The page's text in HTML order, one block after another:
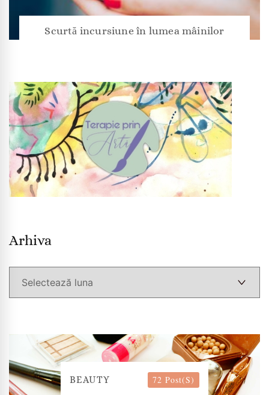
Scurtă incursiune în lumea mâinilor
Arhiva
BEAUTY 72 Post(s)